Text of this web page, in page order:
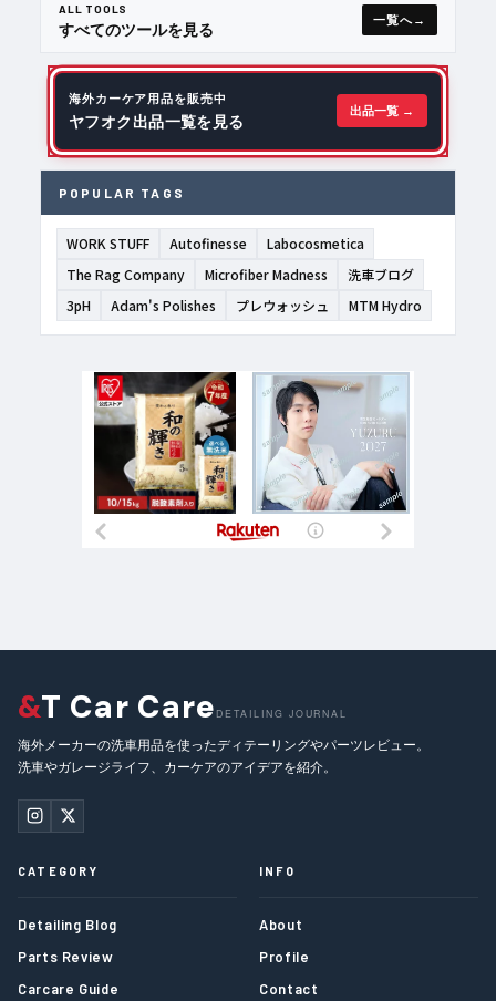
ALL TOOLS
すべてのツールを見る
一覧へ
海外カーケア用品を販売中
ヤフオク出品一覧を見る 出品一覧 →
POPULAR TAGS
WORK STUFF Autofinesse
Labocosmetica
The Rag Company
Microfiber Madness
洗車ブログ
3pH
Adam's Polishes プレウォッシュ MTM Hydro
&T Car CareDETAILING JOURNAL
海外メーカーの洗車用品を使ったディテーリングやパーツレビュー。
洗車やガレージライフ、カーケアのアイデアを紹介。
CATEGORY
Detailing Blog
Parts Review
Carcare Guide
INFO
About
Profile
Contact